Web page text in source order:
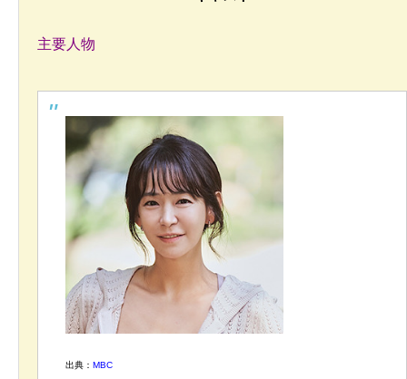
主要人物
出典： MBC